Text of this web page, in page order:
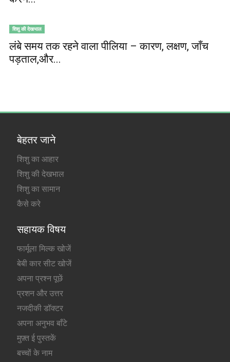
शिशु की देखभाल
लंबे समय तक रहने वाला पीलिया – कारण, लक्षण, जाँच
पड़ताल,और...
बेहतर जाने
शिशु का आहार
शिशु की देखभाल
शिशु का सामान
कैसे करे
सहायक विषय
फार्मूला मिल्क खोजें
बेबी कार सीट खोजें
अपना प्रश्न पूछें
प्रशन और उत्तर
नजदीकी डॉक्टर
अपना अनुभव बाँटे
मुफ़्त ई पुस्तकें
बच्चों के नाम